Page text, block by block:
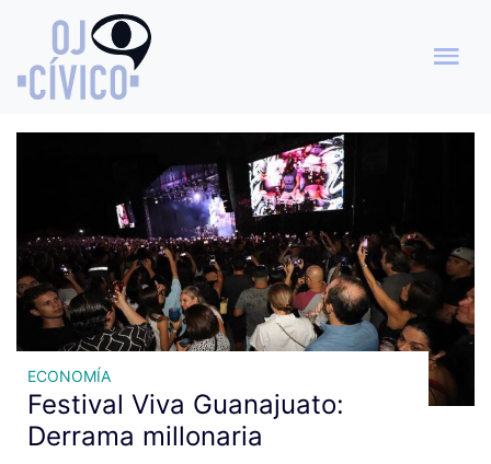
Archivo de etiquetas:
Festival
ECONOMÍA
Festival Viva Guanajuato:
Derrama millonaria